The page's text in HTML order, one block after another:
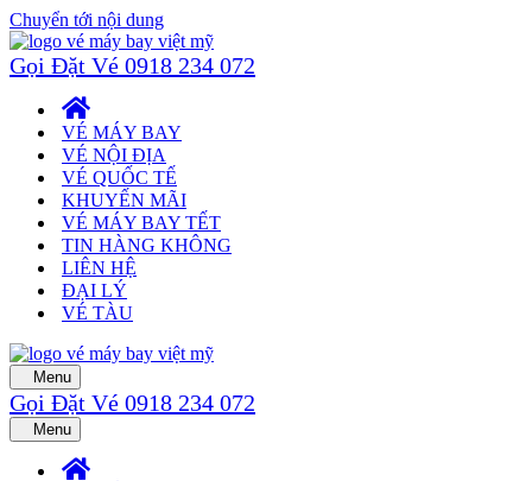
Chuyển tới nội dung
Gọi Đặt Vé 0918 234 072
VÉ MÁY BAY
VÉ NỘI ĐỊA
VÉ QUỐC TẾ
KHUYẾN MÃI
VÉ MÁY BAY TẾT
TIN HÀNG KHÔNG
LIÊN HỆ
ĐẠI LÝ
VÉ TÀU
Menu
Gọi Đặt Vé 0918 234 072
Menu